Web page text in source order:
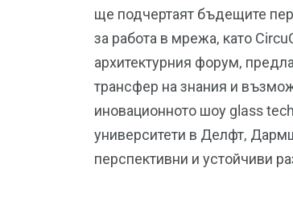
ще подчертаят бъдещите
за работа в мрежа, като
архитектурния форум,
трансфер на знания и
иновационното шоу glass
университети в Делфт,
перспективни и устойчиви